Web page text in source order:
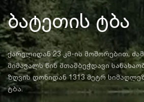
ბატეთის ტბა
ქარელიდან 23 კმ-ის მოშორებით,
მიმავალს წინ შთამბეჭდავი
ზღვის დონიდან 1313 მეტრ
ტბა.